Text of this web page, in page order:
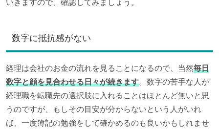
いきますので、確認してみましょう。
数字に抵抗感がない
経理は会社のお金の流れを見ることになるので、当然毎日
数字と顔を見合わせる日々が続きます。数字の苦手な人が
経理職を転職先の選択肢に入れることはほとんど無いと思
うのですが、もしその目安が分からないという人がいれ
ば、一度簿記の勉強をして確かめるのも良いかもしれませ